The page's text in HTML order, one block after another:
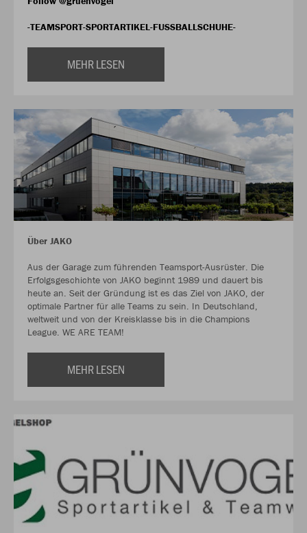
-TEAMSPORT-SPORTARTIKEL-FUSSBALLSCHUHE-
MEHR LESEN
Über JAKO
Aus der Garage zum führenden Teamsport-Ausrüster. Die
Erfolgsgeschichte von JAKO beginnt 1989 und dauert bis
heute an. Seit der Gründung ist es das Ziel von JAKO, der
optimale Partner für alle Teams zu sein. In Deutschland,
weltweit und von der Kreisklasse bis in die Champions
League. WE ARE TEAM!
MEHR LESEN